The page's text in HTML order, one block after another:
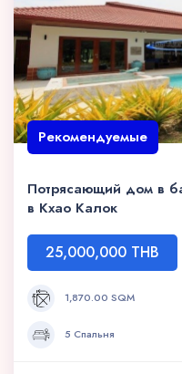
Рекомендуемые
Потрясающий дом в
в Кхао Калок
25,000,000 THB
1,870.00 SQM
5 Спальня